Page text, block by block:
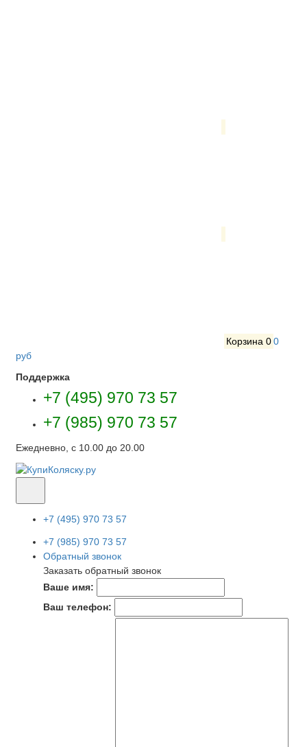
Корзина 00
руб
Поддержка
+7 (495) 970 73 57
+7 (985) 970 73 57
Ежедневно, с 10.00 до 20.00
+7 (495) 970 73 57
+7 (985) 970 73 57
Обратный звонок
Заказать обратный звонок
Ваше имя:
Ваш телефон: